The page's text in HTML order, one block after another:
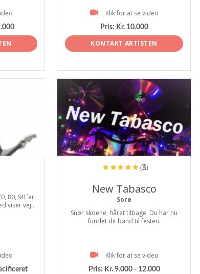
Klik for at se video
Pris: Kr. 10.000
KONTAKT ARTISTEN
80, 90 ´er
viser vej...
ProArtist
(3)
New Tabasco
Sorø
Snør skoene, håret tilbage. Du har nu
fundet dit band til festen.
Klik for at se video
Pris: Kr. 9.000 - 12.000